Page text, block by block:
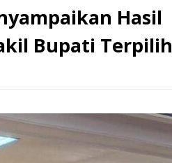
Hasil
Bupati Terpilih